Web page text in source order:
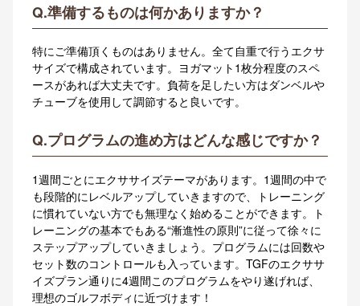
Q.準備するものは何かありますか？
特にご準備頂くものはありません。全て自重で行うエクサ
サイズで構成されています。ヨガマット1枚分程度のスペ
ースがあれば大丈夫です。負荷を足したい方はダンベルや
チューブを使用して調節すると良いです。
Q.プログラムの進め方はどんな感じですか？
1週間ごとにエクササイズテーマがあります。1週間の中で
も段階的にレベルアップしていきますので、トレーニング
に慣れていない方でも無理なく始めることができます。ト
レーニングの基本でもある“漸進性の原則”に従って徐々に
ステップアップしていきましょう。プログラムには回数や
セット数のコントロールも入っています。TGFのエクササ
イズプラン通りに4週間このプログラムをやり遂げれば、
理想のゴルフボディに近づけます！